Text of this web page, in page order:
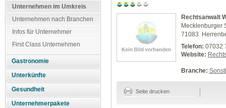
Unternehmen im Umkreis
Unternehmen nach Branchen
Infos für Unternehmer
First Class Unternehmen
Gastronomie
Unterkünfte
Gesundheit
Unternehmerpakete
Rechtsanwalt
Mecklenburger
71083
Telefon: 07032
Website:
Branche:
Seite drucken